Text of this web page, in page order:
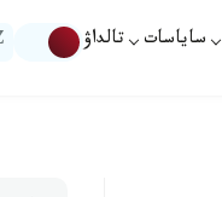
ساياسات تالداۋ